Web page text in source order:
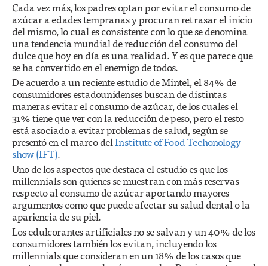
Cada vez más, los padres optan por evitar el consumo de
azúcar a edades tempranas y procuran retrasar el inicio
del mismo, lo cual es consistente con lo que se denomina
una tendencia mundial de reducción del consumo del
dulce que hoy en día es una realidad. Y es que parece que
se ha convertido en el enemigo de todos.
De acuerdo a un reciente estudio de Mintel, el 84% de
consumidores estadounidenses buscan de distintas
maneras evitar el consumo de azúcar, de los cuales el
31% tiene que ver con la reducción de peso, pero el resto
está asociado a evitar problemas de salud, según se
presentó en el marco delInstitute of Food Techonology
show (IFT).
Uno de los aspectos que destaca el estudio es que los
millennials son quienes se muestran con más reservas
respecto al consumo de azúcar aportando mayores
argumentos como que puede afectar su salud dental o la
apariencia de su piel.
Los edulcorantes artificiales no se salvan y un 40% de los
consumidores también los evitan, incluyendo los
millennials que consideran en un 18% de los casos que